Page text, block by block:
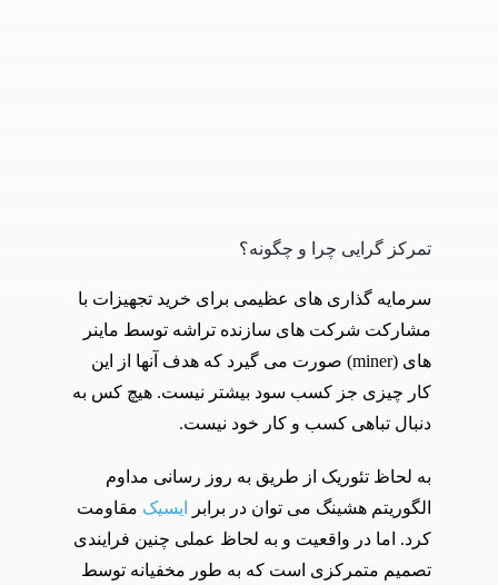
تمرکز گرایی چرا و چگونه؟
سرمایه گذاری های عظیمی برای خرید تجهیزات با
مشارکت شرکت های سازنده تراشه توسط ماینر
های (miner) صورت می گیرد که هدف آنها از این
کار چیزی جز کسب سود بیشتر نیست. هیچ کس به
دنبال تباهی کسب و کار خود نیست.
به لحاظ تئوریک از طریق به روز رسانی مداوم
الگوریتم هشینگ می توان در برابر
ایسیک مقاومت
کرد. اما در واقعیت و به لحاظ عملی چنین فرایندی
تصمیم متمرکزی است که به طور مخفیانه توسط